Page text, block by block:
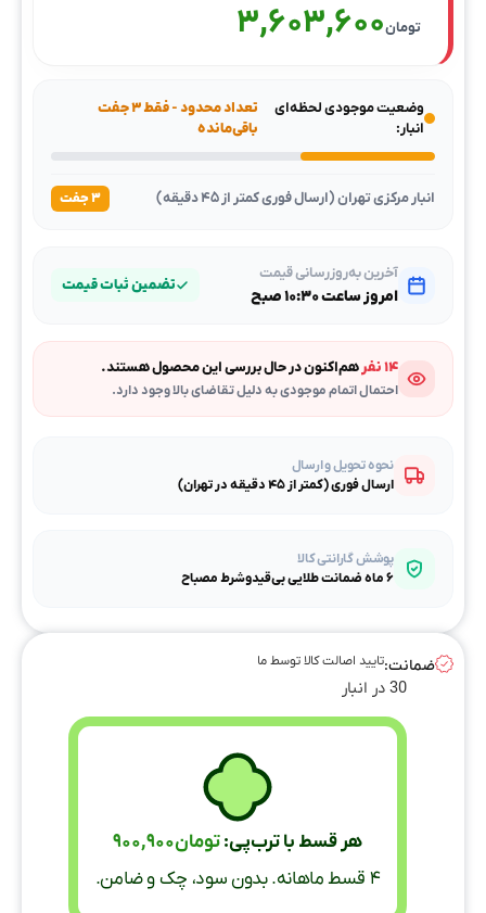
تومان3,603,600
وضعیت موجودی لحظه‌ای
انبار:
تعداد محدود - فقط ۳ جفت
باقی‌مانده
انبار مرکزی تهران (ارسال فوری کمتر از ۴۵ دقیقه) ۳ جفت
آخرین به‌روزرسانی قیمت
امروز ساعت ۱۰:۳۰ صبح
تضمین ثبات قیمت
۱۴ نفر هم‌اکنون در حال بررسی این محصول هستند.
احتمال اتمام موجودی به دلیل تقاضای بالا وجود دارد.
نحوه تحویل و ارسال
ارسال فوری (کمتر از ۴۵ دقیقه در تهران)
پوشش گارانتی کالا
۶ ماه ضمانت طلایی بی‌قیدوشرط مصباح
ضمانت:تایید اصالت کالا توسط ما
30 در انبار
هر قسط با ترب‌پی:تومان900,900
۴ قسط ماهانه. بدون سود، چک و ضامن.